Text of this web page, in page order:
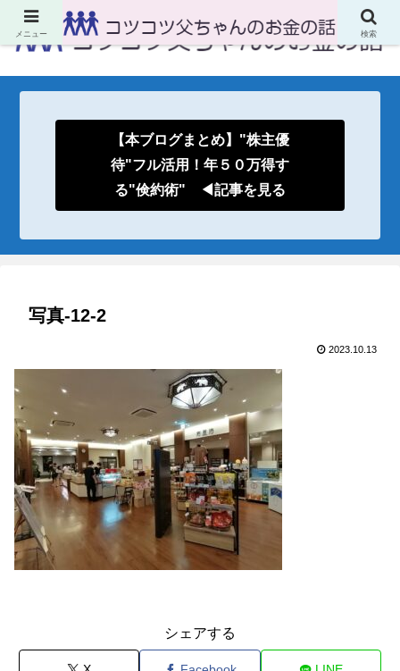
【本ブログまとめ】"株主優
待"フル活用！年５０万得す
る"倹約術" ◀記事を見る
写真-12-2
2023.10.13
シェアする
メニュー 検索